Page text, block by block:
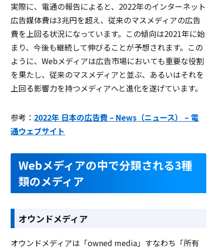
実際に、電通の報告によると、2022年のインターネット
広告媒体費は3兆円を超え、従来のマスメディアの広告
費を上回る状況になっています。この傾向は2021年に始
まり、今後も継続して伸びることが予想されます。この
ように、Webメディアは広告市場においても重要な役割
を果たし、従来のマスメディアと並ぶ、あるいはそれを
上回る影響力を持つメディアへと進化を遂げています。
参考： 2022年 日本の広告費 – News（ニュース） – 電
通ウェブサイト
Webメディアの中で分類される3種
類のメディア
オウンドメディア
オウンドメディアは「owned media」すなわち「所有